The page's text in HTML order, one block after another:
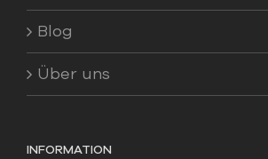
Blog
Über uns
INFORMATION